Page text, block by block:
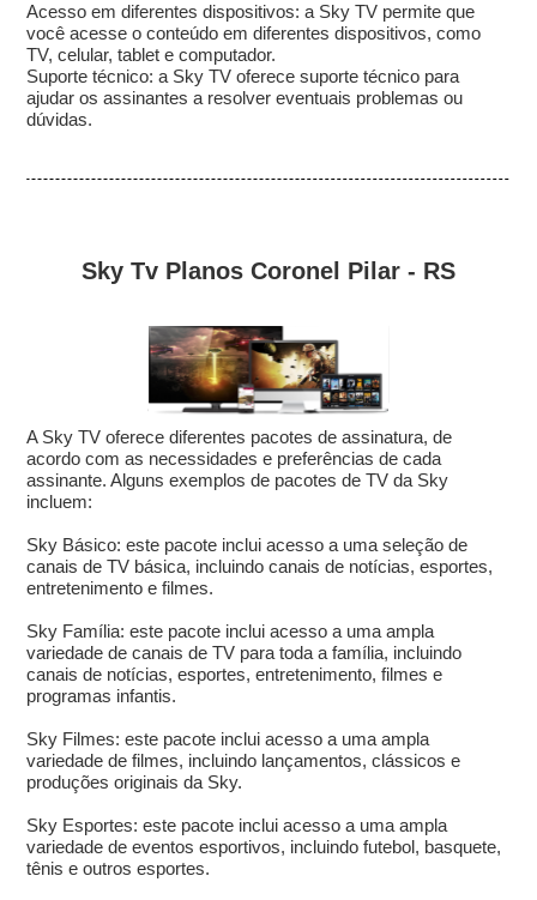
Acesso em diferentes dispositivos: a Sky TV permite que
você acesse o conteúdo em diferentes dispositivos, como
TV, celular, tablet e computador.
Suporte técnico: a Sky TV oferece suporte técnico para
ajudar os assinantes a resolver eventuais problemas ou
dúvidas.
Sky Tv Planos Coronel Pilar - RS
A Sky TV oferece diferentes pacotes de assinatura, de
acordo com as necessidades e preferências de cada
assinante. Alguns exemplos de pacotes de TV da Sky
incluem:
Sky Básico: este pacote inclui acesso a uma seleção de
canais de TV básica, incluindo canais de notícias, esportes,
entretenimento e filmes.
Sky Família: este pacote inclui acesso a uma ampla
variedade de canais de TV para toda a família, incluindo
canais de notícias, esportes, entretenimento, filmes e
programas infantis.
Sky Filmes: este pacote inclui acesso a uma ampla
variedade de filmes, incluindo lançamentos, clássicos e
produções originais da Sky.
Sky Esportes: este pacote inclui acesso a uma ampla
variedade de eventos esportivos, incluindo futebol, basquete,
tênis e outros esportes.